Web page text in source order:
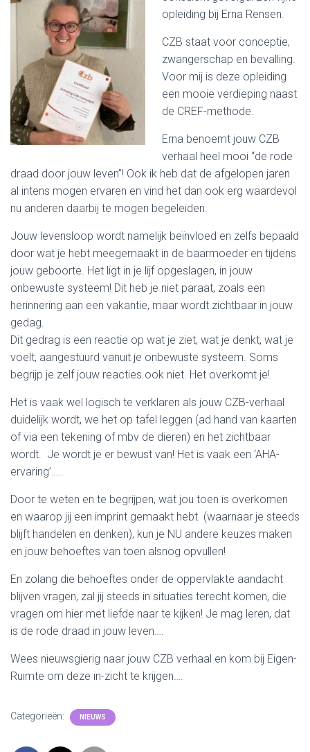
opleiding bij Erna Rensen.
CZB staat voor conceptie,
zwangerschap en bevalling.
Voor mij is deze opleiding
een mooie verdieping naast
de CREF-methode.
Erna benoemt jouw CZB
verhaal heel mooi “de rode
draad door jouw leven”! Ook ik heb dat de afgelopen jaren
al intens mogen ervaren en vind het dan ook erg waardevol
nu anderen daarbij te mogen begeleiden.
Jouw levensloop wordt namelijk beïnvloed en zelfs bepaald
door wat je hebt meegemaakt in de baarmoeder en tijdens
jouw geboorte. Het ligt in je lijf opgeslagen, in jouw
onbewuste systeem! Dit heb je niet paraat, zoals een
herinnering aan een vakantie, maar wordt zichtbaar in jouw
gedag.
Dit gedrag is een reactie op wat je ziet, wat je denkt, wat je
voelt, aangestuurd vanuit je onbewuste systeem. Soms
begrijp je zelf jouw reacties ook niet. Het overkomt je!
Het is vaak wel logisch te verklaren als jouw CZB-verhaal
duidelijk wordt, we het op tafel leggen (ad hand van kaarten
of via een tekening of mbv de dieren) en het zichtbaar
wordt. Je wordt je er bewust van! Het is vaak een ‘AHA-
ervaring’…..
Door te weten en te begrijpen, wat jou toen is overkomen
en waarop jij een imprint gemaakt hebt (waarnaar je steeds
blijft handelen en denken), kun je NU andere keuzes maken
en jouw behoeftes van toen alsnog opvullen!
En zolang die behoeftes onder de oppervlakte aandacht
blijven vragen, zal jij steeds in situaties terecht komen, die
vragen om hier met liefde naar te kijken! Je mag leren, dat
is de rode draad in jouw leven….
Wees nieuwsgierig naar jouw CZB verhaal en kom bij Eigen-
Ruimte om deze in-zicht te krijgen….
Categorieën: NIEUWS